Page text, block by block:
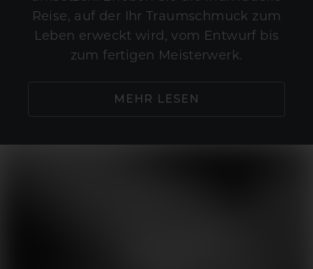
Reise, auf der Ihr Traumschmuck zum
Leben erweckt wird, vom Entwurf bis
zum fertigen Meisterwerk.
MEHR LESEN